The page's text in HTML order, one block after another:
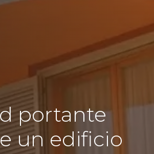
portante
un edificio